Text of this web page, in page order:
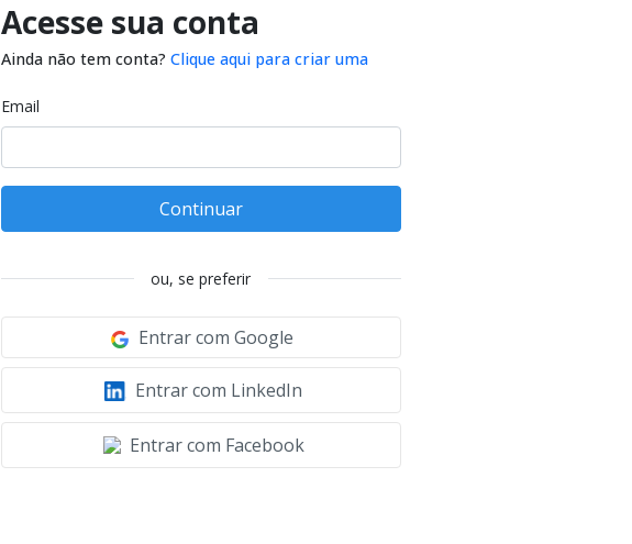
Acesse sua conta
Ainda não tem conta? Clique aqui para criar uma
Email
Continuar
ou, se preferir
Entrar com Google
Entrar com LinkedIn
Entrar com Facebook